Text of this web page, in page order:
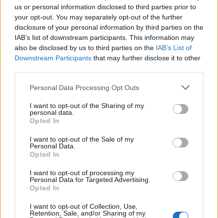
us or personal information disclosed to third parties prior to
your opt-out. You may separately opt-out of the further
disclosure of your personal information by third parties on the
IAB’s list of downstream participants. This information may
also be disclosed by us to third parties on the IAB’s List of
Downstream Participants that may further disclose it to other
Personal Data Processing Opt Outs
I want to opt-out of the Sharing of my
personal data.
Opted In
I want to opt-out of the Sale of my
Personal Data.
Opted In
I want to opt-out of processing my
Personal Data for Targeted Advertising.
Opted In
I want to opt-out of Collection, Use,
Retention, Sale, and/or Sharing of my
Zpravodajství
Příbram se bojí zvýšené dopravy v okolí
teplárny v souvislosti se záměrem spalovat...
Radek Ctibor - 10. 6. 2024
teplárně se opět mluví od poloviny loňského roku. V podstatě jde o to,
že v budoucnu budou muset města...
O čem se mluví